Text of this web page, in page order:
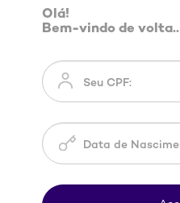
Olá!
Bem-vindo de volta..